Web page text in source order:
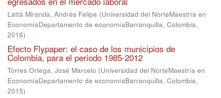
Lattá Miranda, Andrés Felipe (Universidad del NorteMaestría en
EconomíaDepartamento de economíaBarranquilla, Colombia,
2016)
Efecto Flypaper: el caso de los municipios de
Colombia, para el periodo 1985-2012
Torres Ortega, José Marcelo (Universidad del NorteMaestría en
EconomíaDepartamento de economíaBarranquilla, Colombia,
2015)